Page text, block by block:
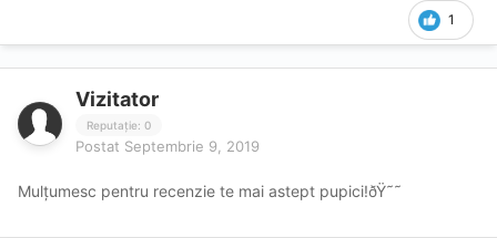
1
Vizitator
Reputație: 0
Postat Septembrie 9, 2019
Mulțumesc pentru recenzie te mai astept pupici!ðŸ˜˜